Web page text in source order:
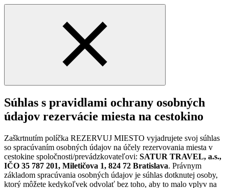
Súhlas s pravidlami ochrany osobných
údajov rezervácie miesta na cestokino
Zaškrtnutím políčka REZERVUJ MIESTO vyjadrujete svoj súhlas
so spracúvaním osobných údajov na účely rezervovania miesta v
cestokine spoločnosti/prevádzkovateľovi: SATUR TRAVEL, a.s.,
IČO 35 787 201, Miletičova 1, 824 72 Bratislava. Právnym
základom spracúvania osobných údajov je súhlas dotknutej osoby,
ktorý môžete kedykoľvek odvolať bez toho, aby to malo vplyv na